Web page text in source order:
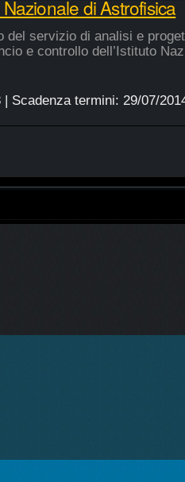
di Astrofisica
del servizio di analisi e
e controllo dell’Istituto
| Scadenza termini: 29/07/